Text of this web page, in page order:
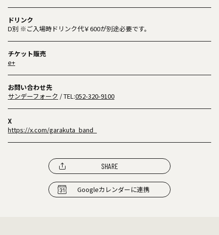
ドリンク
D別 ※ご入場時ドリンク代￥600が別途必要です。
チケット販売
e+
お問い合わせ先
サンデーフォーク / TEL:052-320-9100
X
https://x.com/garakuta_band_
SHARE
Googleカレンダーに連携